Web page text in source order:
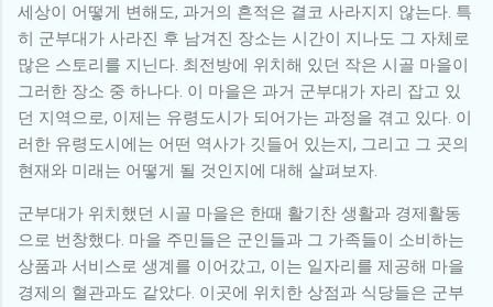
세상이 어떻게 변해도, 과거의 흔적은 결코 사라지지 않는다. 특
히 군부대가 사라진 후 남겨진 장소는 시간이 지나도 그 자체로
많은 스토리를 지닌다. 최전방에 위치해 있던 작은 시골 마을이
그러한 장소 중 하나다. 이 마을은 과거 군부대가 자리 잡고 있
던 지역으로, 이제는 유령도시가 되어가는 과정을 겪고 있다. 이
러한 유령도시에는 어떤 역사가 깃들어 있는지, 그리고 그 곳의
현재와 미래는 어떻게 될 것인지에 대해 살펴보자.
군부대가 위치했던 시골 마을은 한때 활기찬 생활과 경제활동
으로 번창했다. 마을 주민들은 군인들과 그 가족들이 소비하는
상품과 서비스로 생계를 이어갔고, 이는 일자리를 제공해 마을
경제의 혈관과도 같았다. 이곳에 위치한 상점과 식당들은 군부